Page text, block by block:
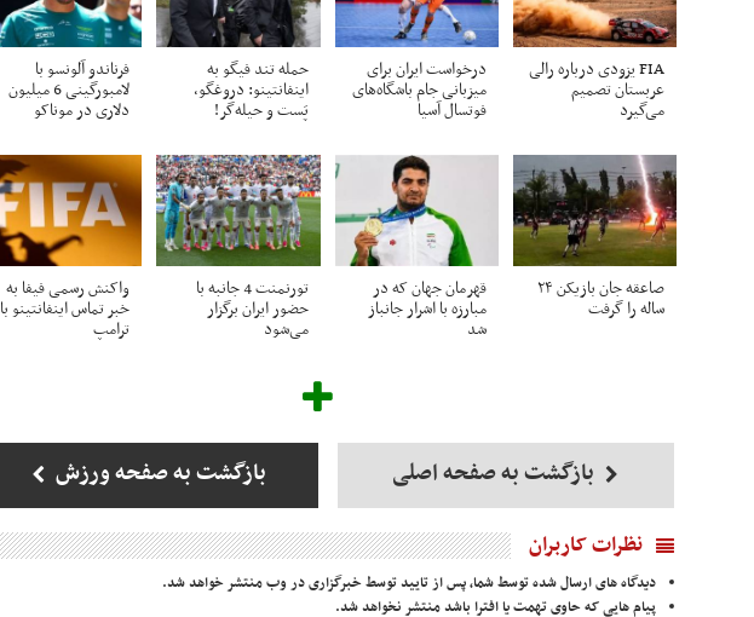
FIA یزودی درباره رالی
عربستان تصمیم
می‌گیرد
درخواست ایران برای
میزبانی جام باشگاه‌های
فوتسال آسیا
حمله تند فیگو به
اینفانتینو: دروغگو،
پَست‌ و حیله‌گر!
فرناندو آلونسو با
لامبورگینی 6 میلیون
دلاری در موناکو
صاعقه جان بازیکن ۲۴
ساله را گرفت
قهرمان جهان که در
مبارزه با اشرار جانباز
شد
تورنمنت 4 جانبه با
حضور ایران برگزار
می‌شود
واکنش رسمی فیفا به
خبر تماس اینفانتینو با
ترامپ
بازگشت به صفحه اصلی بازگشت به صفحه ورزش
نظرات کاربران
دیدگاه های ارسال شده توسط شما، پس از تایید توسط خبرگزاری در وب منتشر خواهد شد.
پیام هایی که حاوی تهمت یا افترا باشد منتشر نخواهد شد.